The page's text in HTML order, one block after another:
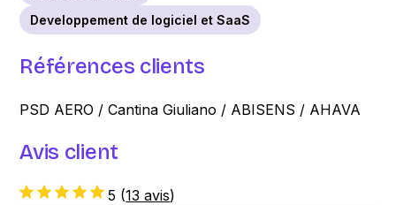
Developpement de logiciel et SaaS
Références clients
PSD AERO / Cantina Giuliano / ABISENS / AHAVA
Avis client
5 (13 avis)